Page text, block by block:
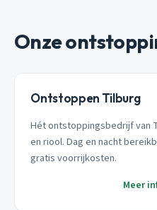
Onze
Ontstoppen Tilburg
Hét ontstoppingsbedrijf van
en riool. Dag en nacht
gratis voorrijkosten.
Meer